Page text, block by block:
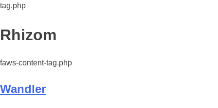
tag.php
Schlagwort:
Rhizom
faws-content-tag.php
Wandler